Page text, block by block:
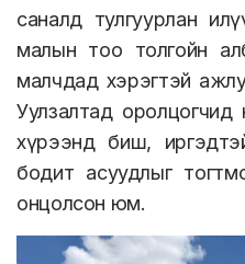
саналд тулгуурлан
малын тоо толгойн
малчдад хэрэгтэй
Уулзалтад оролцогчид
хүрээнд биш,
бодит асуудлыг
онцолсон юм.